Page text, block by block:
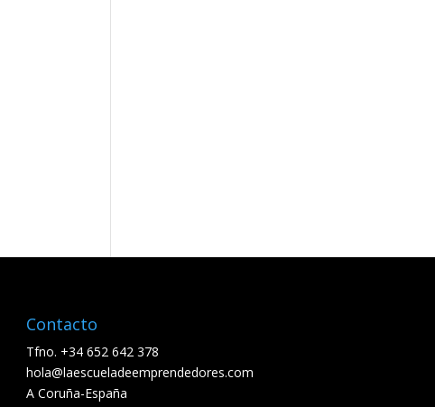
Contacto
Tfno. +34 652 642 378
hola@laescueladeemprendedores.com
A Coruña-España